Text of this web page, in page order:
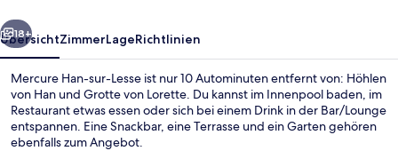
Weiter
18+
ÜbersichtZimmerLageRichtlinien
Mercure Han-sur-Lesse ist nur 10 Autominuten entfernt von: Höhlen
von Han und Grotte von Lorette. Du kannst im Innenpool baden, im
Restaurant etwas essen oder sich bei einem Drink in der Bar/Lounge
entspannen. Eine Snackbar, eine Terrasse und ein Garten gehören
ebenfalls zum Angebot.